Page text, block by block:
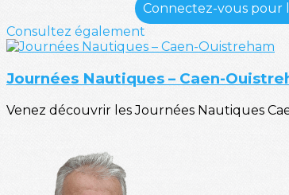
Connectez-vous pour
Consultez également
Journées Nautiques – Caen-
Venez découvrir les Journées Nautiques